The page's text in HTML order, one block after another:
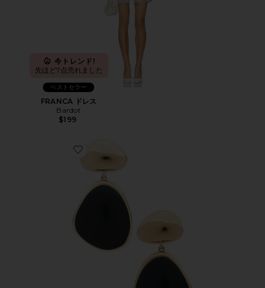
今トレンド!
先ほど7点売れました
ベストセラー
FRANCA ドレス
Bardot
$199
Favorite BULOU ドロップイヤリング